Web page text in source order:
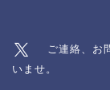
ご連絡、お
いませ。